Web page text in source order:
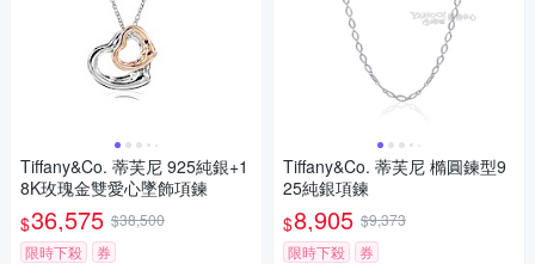
Tiffany&Co. 蒂芙尼 925純銀+1
8K玫瑰金雙愛心墜飾項鍊
$36,575 $38,500
限時下殺
券
Tiffany&Co. 蒂芙尼 橢圓鍊型9
25純銀項鍊
$8,905 $9,373
限時下殺
券